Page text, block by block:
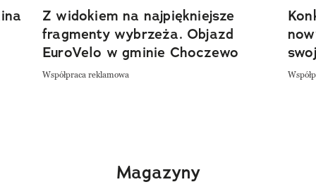
Z widokiem na najpiękniejsze
fragmenty wybrzeża. Objazd
EuroVelo w gminie Choczewo
Współpraca reklamowa
Magazyny